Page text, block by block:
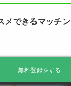
メできるマッチ
無料登録をする